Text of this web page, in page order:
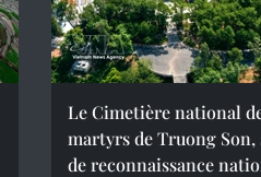
Le Cimetière national
martyrs de Truong Son,
de reconnaissance